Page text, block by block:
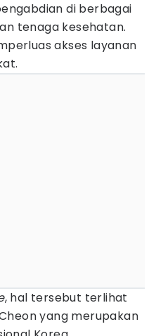
di berbagai
tenaga kesehatan.
akses layanan
, hal tersebut terlihat
yang merupakan